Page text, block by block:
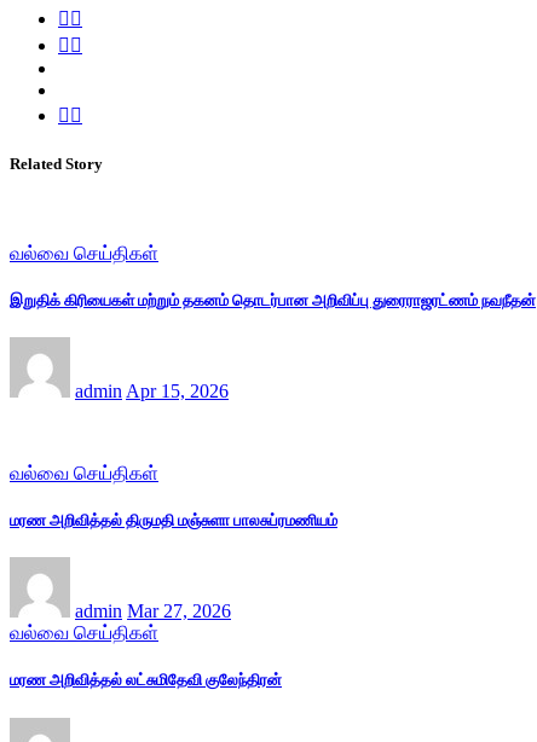
Related Story
வல்வை செய்திகள்
இறுதிக் கிரியைகள் மற்றும் தகனம் தொடர்பான அறிவிப்பு துரைராஜரட்ணம் நவநீதன்
admin Apr 15, 2026
வல்வை செய்திகள்
மரண அறிவித்தல் திருமதி மஞ்சுளா பாலசுப்ரமணியம்
admin Mar 27, 2026
வல்வை செய்திகள்
மரண அறிவித்தல் லட்சுமிதேவி குலேந்திரன்